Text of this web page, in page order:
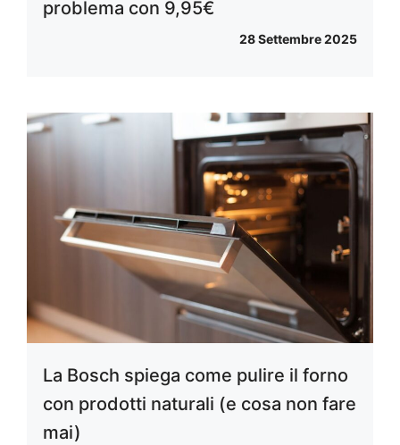
problema con 9,95€
28 Settembre 2025
La Bosch spiega come pulire il forno
con prodotti naturali (e cosa non fare
mai)